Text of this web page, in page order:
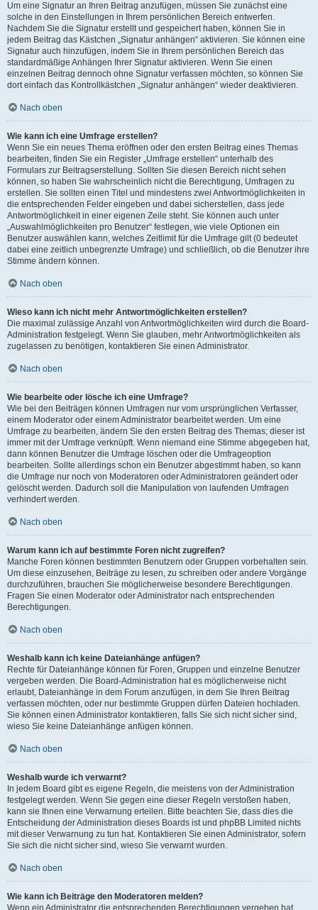
Um eine Signatur an Ihren Beitrag anzufügen, müssen Sie zunächst eine
solche in den Einstellungen in Ihrem persönlichen Bereich entwerfen.
Nachdem Sie die Signatur erstellt und gespeichert haben, können Sie in
jedem Beitrag das Kästchen „Signatur anhängen“ aktivieren. Sie können eine
Signatur auch hinzufügen, indem Sie in Ihrem persönlichen Bereich das
standardmäßige Anhängen Ihrer Signatur aktivieren. Wenn Sie einen
einzelnen Beitrag dennoch ohne Signatur verfassen möchten, so können Sie
dort einfach das Kontrollkästchen „Signatur anhängen“ wieder deaktivieren.
Nach oben
Wie kann ich eine Umfrage erstellen?
Wenn Sie ein neues Thema eröffnen oder den ersten Beitrag eines Themas
bearbeiten, finden Sie ein Register „Umfrage erstellen“ unterhalb des
Formulars zur Beitragserstellung. Sollten Sie diesen Bereich nicht sehen
können, so haben Sie wahrscheinlich nicht die Berechtigung, Umfragen zu
erstellen. Sie sollten einen Titel und mindestens zwei Antwortmöglichkeiten in
die entsprechenden Felder eingeben und dabei sicherstellen, dass jede
Antwortmöglichkeit in einer eigenen Zeile steht. Sie können auch unter
„Auswahlmöglichkeiten pro Benutzer“ festlegen, wie viele Optionen ein
Benutzer auswählen kann, welches Zeitlimit für die Umfrage gilt (0 bedeutet
dabei eine zeitlich unbegrenzte Umfrage) und schließlich, ob die Benutzer ihre
Stimme ändern können.
Nach oben
Wieso kann ich nicht mehr Antwortmöglichkeiten erstellen?
Die maximal zulässige Anzahl von Antwortmöglichkeiten wird durch die Board-
Administration festgelegt. Wenn Sie glauben, mehr Antwortmöglichkeiten als
zugelassen zu benötigen, kontaktieren Sie einen Administrator.
Nach oben
Wie bearbeite oder lösche ich eine Umfrage?
Wie bei den Beiträgen können Umfragen nur vom ursprünglichen Verfasser,
einem Moderator oder einem Administrator bearbeitet werden. Um eine
Umfrage zu bearbeiten, ändern Sie den ersten Beitrag des Themas; dieser ist
immer mit der Umfrage verknüpft. Wenn niemand eine Stimme abgegeben hat,
dann können Benutzer die Umfrage löschen oder die Umfrageoption
bearbeiten. Sollte allerdings schon ein Benutzer abgestimmt haben, so kann
die Umfrage nur noch von Moderatoren oder Administratoren geändert oder
gelöscht werden. Dadurch soll die Manipulation von laufenden Umfragen
verhindert werden.
Nach oben
Warum kann ich auf bestimmte Foren nicht zugreifen?
Manche Foren können bestimmten Benutzern oder Gruppen vorbehalten sein.
Um diese einzusehen, Beiträge zu lesen, zu schreiben oder andere Vorgänge
durchzuführen, brauchen Sie möglicherweise besondere Berechtigungen.
Fragen Sie einen Moderator oder Administrator nach entsprechenden
Berechtigungen.
Nach oben
Weshalb kann ich keine Dateianhänge anfügen?
Rechte für Dateianhänge können für Foren, Gruppen und einzelne Benutzer
vergeben werden. Die Board-Administration hat es möglicherweise nicht
erlaubt, Dateianhänge in dem Forum anzufügen, in dem Sie Ihren Beitrag
verfassen möchten, oder nur bestimmte Gruppen dürfen Dateien hochladen.
Sie können einen Administrator kontaktieren, falls Sie sich nicht sicher sind,
wieso Sie keine Dateianhänge anfügen können.
Nach oben
Weshalb wurde ich verwarnt?
In jedem Board gibt es eigene Regeln, die meistens von der Administration
festgelegt werden. Wenn Sie gegen eine dieser Regeln verstoßen haben,
kann sie Ihnen eine Verwarnung erteilen. Bitte beachten Sie, dass dies die
Entscheidung der Administration dieses Boards ist und phpBB Limited nichts
mit dieser Verwarnung zu tun hat. Kontaktieren Sie einen Administrator, sofern
Sie sich die nicht sicher sind, wieso Sie verwarnt wurden.
Nach oben
Wie kann ich Beiträge den Moderatoren melden?
Wenn ein Administrator die entsprechenden Berechtigungen vergeben hat,